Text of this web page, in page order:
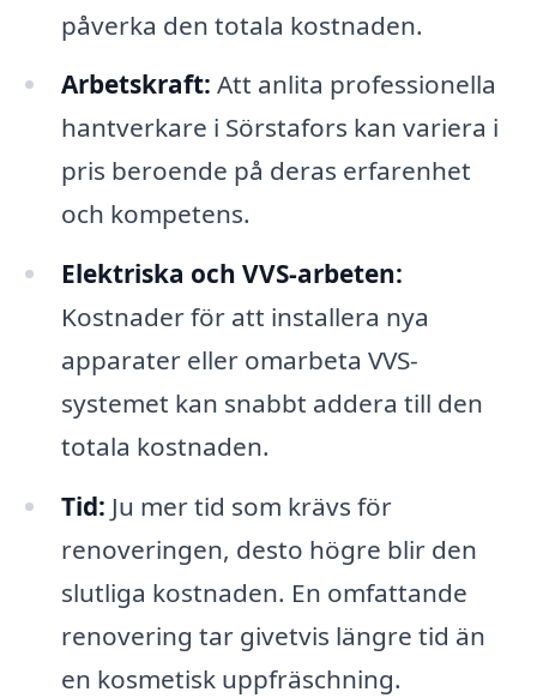
påverka den totala kostnaden.
Arbetskraft: Att anlita professionella
hantverkare i Sörstafors kan variera i
pris beroende på deras erfarenhet
och kompetens.
Elektriska och VVS-arbeten:
Kostnader för att installera nya
apparater eller omarbeta VVS-
systemet kan snabbt addera till den
totala kostnaden.
Tid: Ju mer tid som krävs för
renoveringen, desto högre blir den
slutliga kostnaden. En omfattande
renovering tar givetvis längre tid än
en kosmetisk uppfräschning.